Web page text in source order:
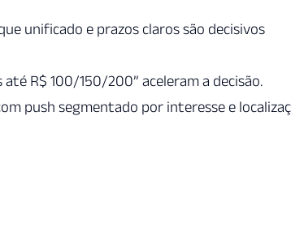
unificado e prazos claros são decisivos
até R$ 100/150/200” aceleram a decisão.
push segmentado por interesse e